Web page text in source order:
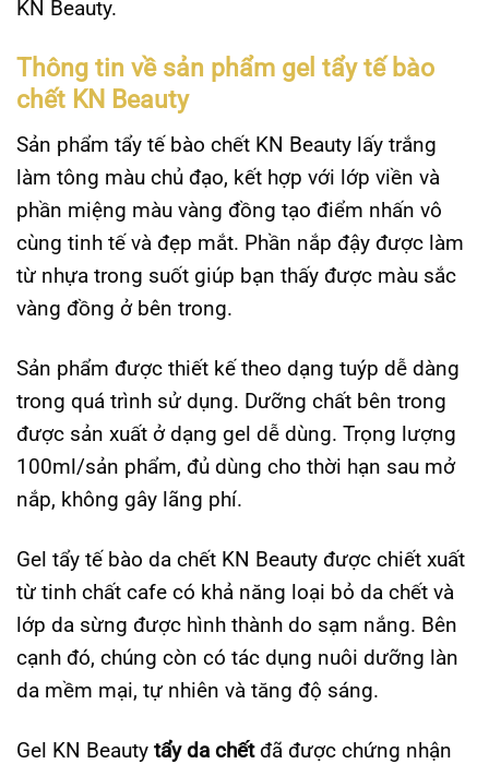
KN Beauty.
Thông tin về sản phẩm gel tẩy tế bào
chết KN Beauty
Sản phẩm tẩy tế bào chết KN Beauty lấy trắng
làm tông màu chủ đạo, kết hợp với lớp viền và
phần miệng màu vàng đồng tạo điểm nhấn vô
cùng tinh tế và đẹp mắt. Phần nắp đậy được làm
từ nhựa trong suốt giúp bạn thấy được màu sắc
vàng đồng ở bên trong.
Sản phẩm được thiết kế theo dạng tuýp dễ dàng
trong quá trình sử dụng. Dưỡng chất bên trong
được sản xuất ở dạng gel dễ dùng. Trọng lượng
100ml/sản phẩm, đủ dùng cho thời hạn sau mở
nắp, không gây lãng phí.
Gel tẩy tế bào da chết KN Beauty được chiết xuất
từ tinh chất cafe có khả năng loại bỏ da chết và
lớp da sừng được hình thành do sạm nắng. Bên
cạnh đó, chúng còn có tác dụng nuôi dưỡng làn
da mềm mại, tự nhiên và tăng độ sáng.
Gel KN Beauty tẩy da chếtđã được chứng nhận